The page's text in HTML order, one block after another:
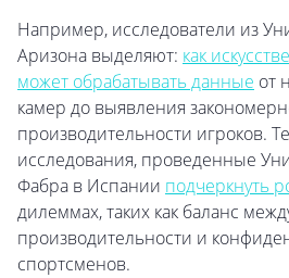
Например, исследователи из
Аризона выделяют: как
может обрабатывать данные от
камер до выявления
производительности игроков.
исследования, проведенные
Фабра в Испании подчеркнуть
дилеммах, таких как баланс
производительности и
спортсменов.